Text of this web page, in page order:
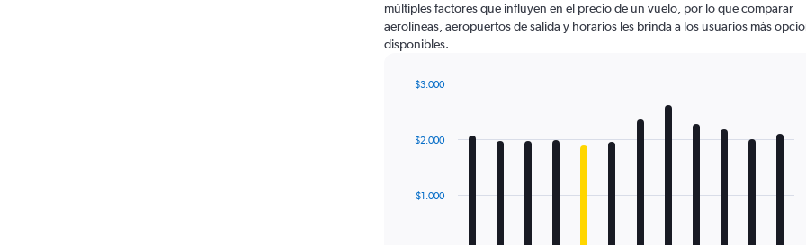
múltiples factores que influyen en el precio de un vuelo, por lo que comparar
aerolíneas, aeropuertos de salida y horarios les brinda a los usuarios más
disponibles.
12
The
$1.000
$2.000
$3.000